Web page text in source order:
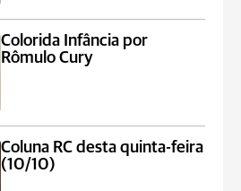
Colorida Infância por
Rômulo Cury
Coluna RC desta quinta-feira
(10/10)